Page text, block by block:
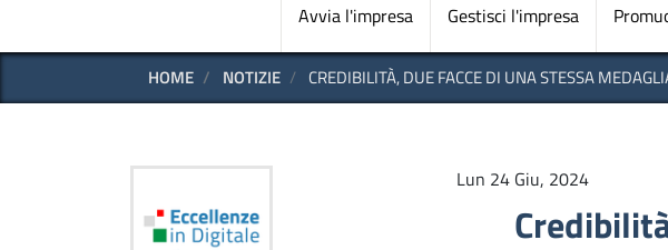
Avvia l'impresa Gestisci l'impresa
HOME NOTIZIE CREDIBILITÀ, DUE FACCE DI UNA STESSA
Lun 24 Giu, 2024